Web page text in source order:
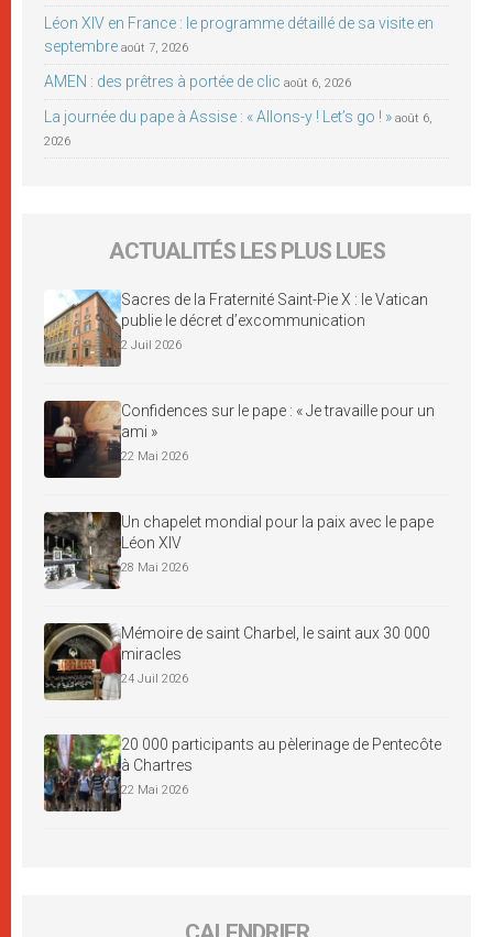
Léon XIV en France : le programme détaillé de sa visite en
septembre août 7, 2026
AMEN : des prêtres à portée de clic août 6, 2026
La journée du pape à Assise : « Allons-y ! Let’s go ! » août 6,
2026
ACTUALITÉS LES PLUS LUES
Sacres de la Fraternité Saint-Pie X : le Vatican
publie le décret d’excommunication
2 Juil 2026
Confidences sur le pape : « Je travaille pour un
ami »
22 Mai 2026
Un chapelet mondial pour la paix avec le pape
Léon XIV
28 Mai 2026
Mémoire de saint Charbel, le saint aux 30 000
miracles
24 Juil 2026
20 000 participants au pèlerinage de Pentecôte
à Chartres
22 Mai 2026